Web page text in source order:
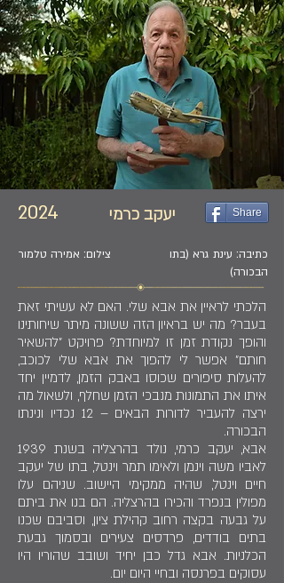
2024 Share יעקב כרמי
צילום: אמירה טלמור
כתיבה: עינת גרא (בתו
הבכורה)
הלכתי לראיין את אבא שלי. האם לא עשיתי זאת
בעבר? מה יש בראיון הזה ששונה מיתר שיחותינו
והופך נקודת זמן זו למיוחדת? פרויקט "להשאיר
חותם" אפשר לי להפוך את אבא שלי לכוכב,
להעלות סיפורים שכוסו באבק הזמן, לדמיין יחד
איתו את התמונות מנבכי הזמן שחלף, ולשאול מה
ירצה להעביר לדורות הבאים – 12 נכדיו ונינתו
הבכורה.
אבא, יעקב כרמי, נולד בהרצליה בשנת 1939
לאביו משה וינמן ולאימו תמר וינטל, בתו של יעקב
חיים וינטל, שהיה ממקימי היישוב. שניהם עלו
מפולין בנפרד והכירו בהרצליה. הם בנו את ביתם
על גבעה בקצה רחוב קהילת ציון, וסביבם שכנו
בתים בודדים, פרדסים צעירים ובסמוך גבעת
הכלניות. אבא גדל כבן יחיד ושובב שהוריו היו
עסוקים בפרנסה ובחיי היום יום.